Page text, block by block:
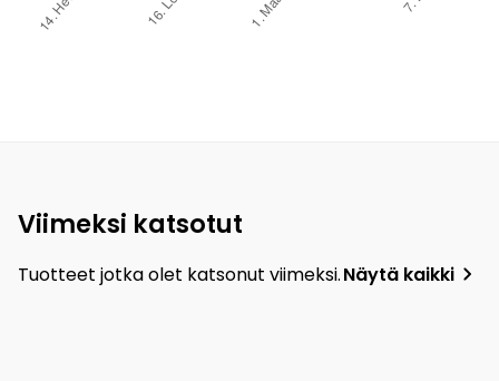
Viimeksi katsotut
Tuotteet jotka olet katsonut viimeksi.Näytä kaikki